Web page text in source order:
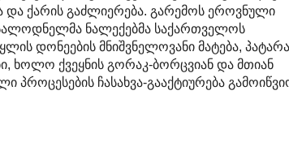
და ქარის გაძლიერება. გარემოს ეროვნული
ნალექებმა საქართველოს
დონეების მნიშვნელოვანი მატება, პატარა
ხოლო ქვეყნის გორაკ-ბორცვიან და მთიან
ჩასახვა-გააქტიურება